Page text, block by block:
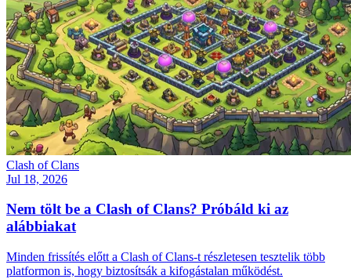
Clash of Clans
Jul 18, 2026
Nem tölt be a Clash of Clans? Próbáld ki az
alábbiakat
Minden frissítés előtt a Clash of Clans-t részletesen tesztelik több
platformon is, hogy biztosítsák a kifogástalan működést.